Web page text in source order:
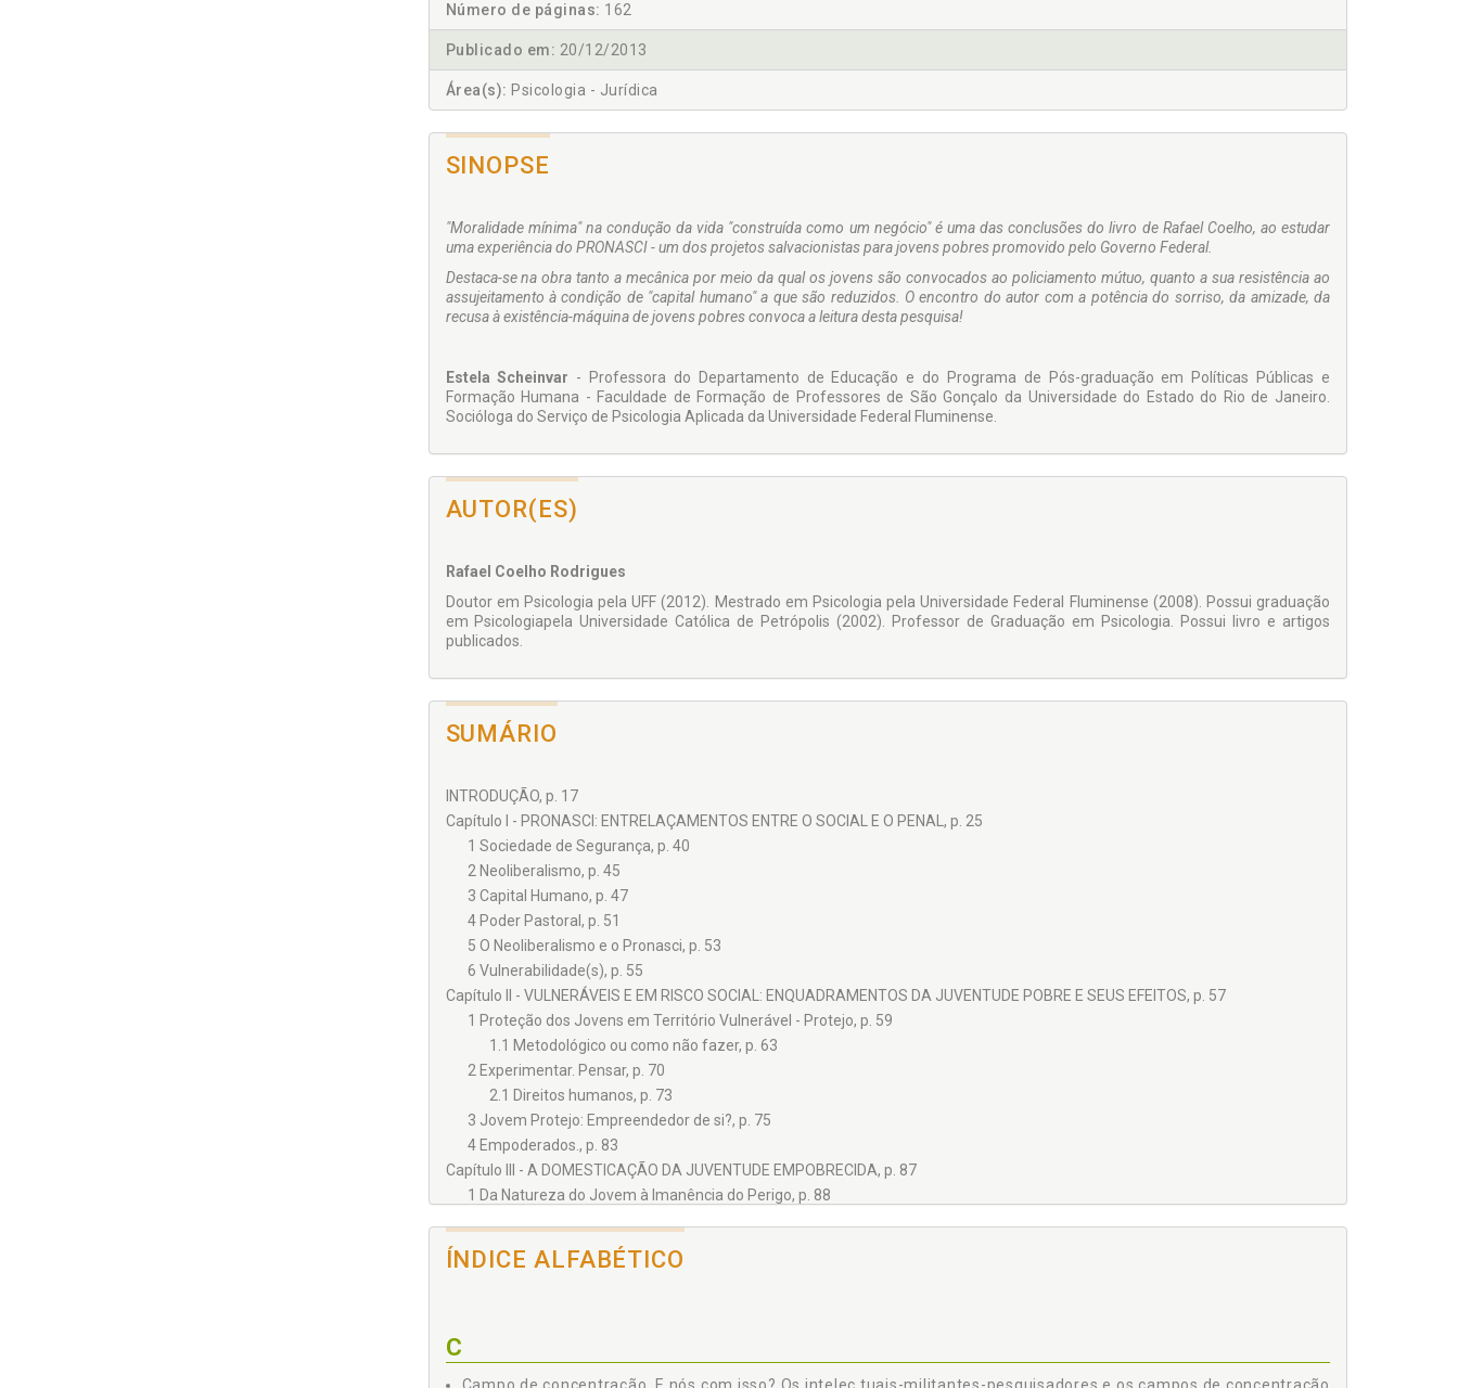
Número de páginas: 162
Publicado em: 20/12/2013
Área(s): Psicologia - Jurídica
SINOPSE
"Moralidade mínima" na condução da vida "construída como um negócio" é uma das conclusões do livro de Rafael Coelho, ao estudar
uma experiência do PRONASCI - um dos projetos salvacionistas para jovens pobres promovido pelo Governo Federal.
Destaca-se na obra tanto a mecânica por meio da qual os jovens são convocados ao policiamento mútuo, quanto a sua resistência ao
assujeitamento à condição de "capital humano" a que são reduzidos. O encontro do autor com a potência do sorriso, da amizade, da
recusa à existência-máquina de jovens pobres convoca a leitura desta pesquisa!
Estela Scheinvar - Professora do Departamento de Educação e do Programa de Pós-graduação em Políticas Públicas e
Formação Humana - Faculdade de Formação de Professores de São Gonçalo da Universidade do Estado do Rio de Janeiro.
Socióloga do Serviço de Psicologia Aplicada da Universidade Federal Fluminense.
AUTOR(ES)
Rafael Coelho Rodrigues
Doutor em Psicologia pela UFF (2012). Mestrado em Psicologia pela Universidade Federal Fluminense (2008). Possui graduação
em Psicologiapela Universidade Católica de Petrópolis (2002). Professor de Graduação em Psicologia. Possui livro e artigos
publicados.
SUMÁRIO
INTRODUÇÃO, p. 17
Capítulo I - PRONASCI: ENTRELAÇAMENTOS ENTRE O SOCIAL E O PENAL, p. 25
1 Sociedade de Segurança, p. 40
2 Neoliberalismo, p. 45
3 Capital Humano, p. 47
4 Poder Pastoral, p. 51
5 O Neoliberalismo e o Pronasci, p. 53
6 Vulnerabilidade(s), p. 55
Capítulo II - VULNERÁVEIS E EM RISCO SOCIAL: ENQUADRAMENTOS DA JUVENTUDE POBRE E SEUS EFEITOS, p. 57
1 Proteção dos Jovens em Território Vulnerável - Protejo, p. 59
1.1 Metodológico ou como não fazer, p. 63
2 Experimentar. Pensar, p. 70
2.1 Direitos humanos, p. 73
3 Jovem Protejo: Empreendedor de si?, p. 75
4 Empoderados., p. 83
Capítulo III - A DOMESTICAÇÃO DA JUVENTUDE EMPOBRECIDA, p. 87
1 Da Natureza do Jovem à Imanência do Perigo, p. 88
3 A Falta e a Incapacidade, p. 105
Capítulo IV - E NÓS COM ISSO? OS INTELECTUAIS-MILITANTES-PESQUISADORES E OS CAMPOS DE CONCENTRAÇÃO NA
3 A Segurança e a Capilarização da Insegurança, p. 119
ÍNDICE ALFABÉTICO
C